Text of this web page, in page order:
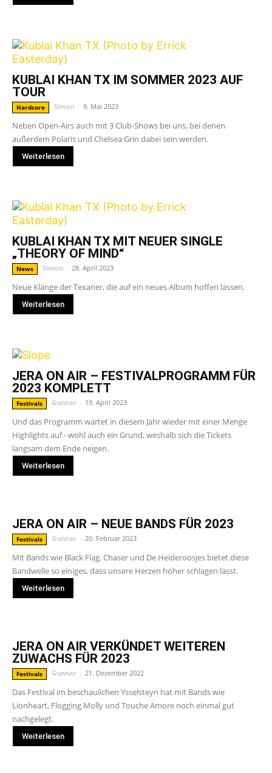
KUBLAI KHAN TX IM SOMMER 2023 AUF
TOUR
Hardcore Simon - 9. Mai 2023
Neben Open-Airs auch mit 3 Club-Shows bei uns, bei denen
außerdem Polaris und Chelsea Grin dabei sein werden.
Weiterlesen
KUBLAI KHAN TX MIT NEUER SINGLE
„THEORY OF MIND“
News Simon - 28. April 2023
Neue Klänge der Texaner, die auf ein neues Album hoffen lassen.
Weiterlesen
JERA ON AIR – FESTIVALPROGRAMM FÜR
2023 KOMPLETT
Festivals Gunnar - 19. April 2023
Und das Programm wartet in diesem Jahr wieder mit einer Menge
Highlights auf - wohl auch ein Grund, weshalb sich die Tickets
langsam dem Ende neigen.
Weiterlesen
JERA ON AIR – NEUE BANDS FÜR 2023
Festivals Gunnar - 20. Februar 2023
Mit Bands wie Black Flag, Chaser und De Heideroosjes bietet diese
Bandwelle so einiges, dass unsere Herzen höher schlagen lässt.
Weiterlesen
JERA ON AIR VERKÜNDET WEITEREN
ZUWACHS FÜR 2023
Festivals Gunnar - 21. Dezember 2022
Das Festival im beschaulichen Ysselsteyn hat mit Bands wie
Lionheart, Flogging Molly und Touche Amore noch einmal gut
nachgelegt.
Weiterlesen